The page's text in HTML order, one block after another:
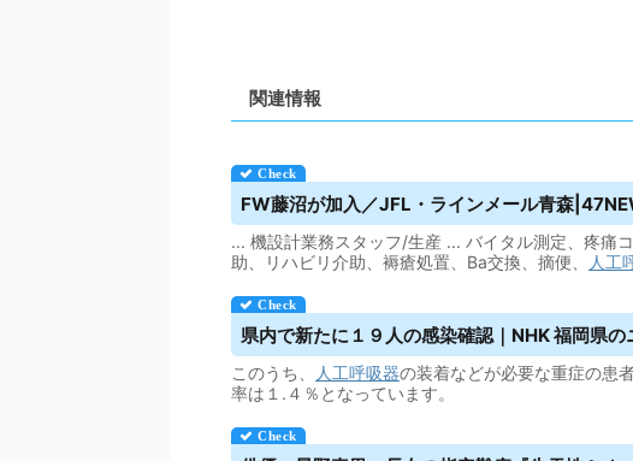
関連情報
FW藤沼が加入／JFL・ラインメール青森
... 機設計業務スタッフ/生産 ... バイタル測定、疼痛
助、リハビリ介助、褥瘡処置、Ba交換、摘便、
人工
県内で新たに１９人の感染確認｜NHK 福岡県の
このうち、 人工呼吸器の装着などが必要な重症の患
率は１.４％となっています。